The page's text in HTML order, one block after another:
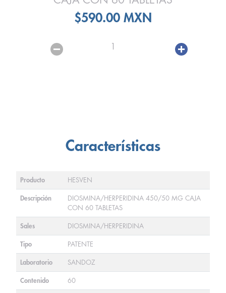
$590.00 MXN
1
Características
Producto HESVEN
Descripción
DIOSMINA/HERPERIDINA 450/50 MG CAJA
CON 60 TABLETAS
Sales DIOSMINA/HERPERIDINA
Tipo PATENTE
Laboratorio SANDOZ
Contenido 60